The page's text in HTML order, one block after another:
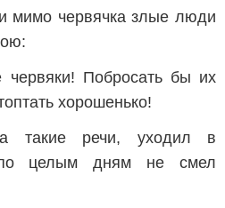
мимо червячка злые люди
Побросать бы их
хорошенько!
такие речи, уходил в
целым дням не смел